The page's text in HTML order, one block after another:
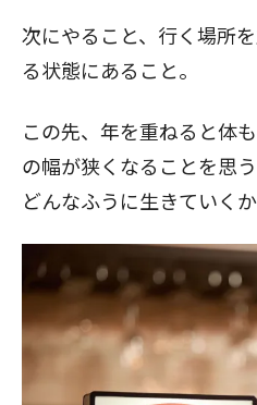
次にやること、行く場所
る状態にあること。
この先、年を重ねると体
の幅が狭くなることを思
どんなふうに生きていく